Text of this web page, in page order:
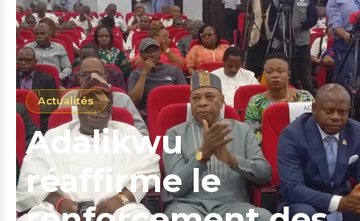
Actualités
Adalikwu
réaffirme le